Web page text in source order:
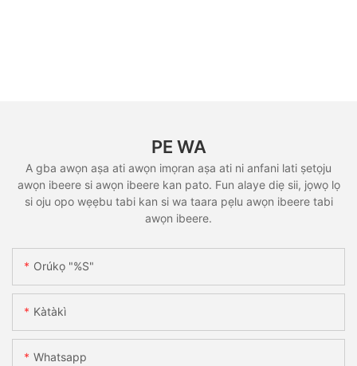
PE WA
A gba awọn aṣa ati awọn imọran aṣa ati ni anfani lati ṣetọju
awọn ibeere si awọn ibeere kan pato. Fun alaye diẹ sii, jọwọ lọ
si oju opo wẹẹbu tabi kan si wa taara pẹlu awọn ibeere tabi
awọn ibeere.
Orúkọ "%s"
Kàtàkì
Whatsapp